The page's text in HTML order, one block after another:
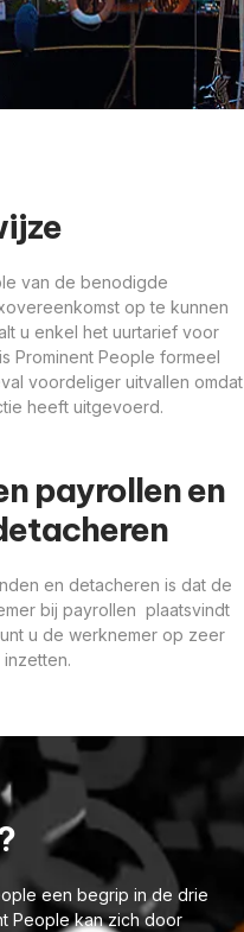
van de benodigde
op te kunnen
u enkel het uurtarief voor
Prominent People formeel
voordeliger uitvallen omdat
heeft uitgevoerd.
payrollen en
en detacheren is dat de
bij payrollen plaatsvindt
u de werknemer op zeer
een begrip in de drie
People kan zich door